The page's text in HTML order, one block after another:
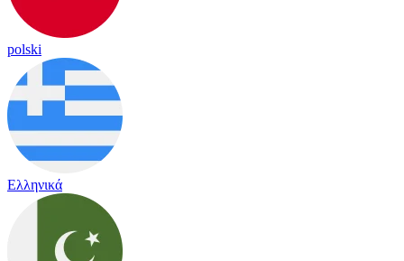
polski
Ελληνικά